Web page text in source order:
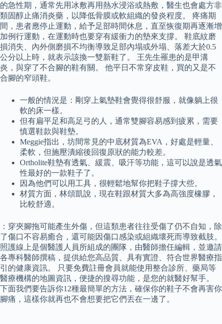
的急性期，通常先用冰敷再用熱水浸浴或熱敷，醫生也會處方非
類固醇止痛消炎藥，以降低骨膜或軟組織的發炎程度。 疼痛期
間，患者應停止運動，給予足部時間休息，直至恢復期再逐漸增
加例行運動，在運動時也要穿有緩衝力的墊來支撐。 鞋底紋磨
損消失、內外側磨損不均衡導致足部內塌或外塌、落差大於0.5
公分以上時，就表示該換一雙新鞋了。 王先生罹患的是甲溝
炎，與穿了不合腳的鞋有關。 他平日不常穿皮鞋，買的又是不
合腳的窄頭鞋。
一般的情況是：剛穿上氣墊鞋會覺得很舒服，就像躺上很
軟的床一樣。
但有扁平足和高足弓的人，通常雙腳容易感到疲累，需要
慎選鞋款與鞋墊。
Meggie指出，坊間常見的中底材質為EVA，好處是輕量、
柔軟，但施壓潰縮後回復原狀的能力較差。
Ortholite鞋墊有透氣、緩震、吸汗等功能，這可以說是透氣
性最好的一款鞋子了。
因為他們可以用工具，很輕鬆地幫你把鞋子撐大些。
材質方面，林頌凱說，現在鞋跟材質大多為高強度橡膠，
比較舒適。
：穿夾腳拖可能產生外傷，但這類患者往往受傷了仍不自知，除
了傷口不容易癒合，還可能因傷口感染或組織壞死而導致截肢。
照護線上是個醫護人員所組成的團隊，由醫師擔任編輯，並邀請
各專科醫師撰稿，提供給您高品質、具有實證、符合世界醫療指
引的健康資訊。 只要免費註冊會員就能使用整合診所、藥局等
醫療機構的地圖資訊，便捷的搜尋功能，是您的就醫好幫手。
下面我們要告訴你12種最簡單的方法，確保你的鞋子不會再害你
腳痛，這樣你就再也不會想要把它們丟在一邊了。